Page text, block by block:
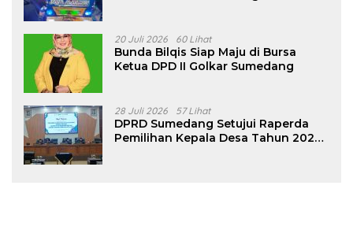
20 Juli 2026 60 Lihat
Bunda Bilqis Siap Maju di Bursa
Ketua DPD II Golkar Sumedang
28 Juli 2026 57 Lihat
DPRD Sumedang Setujui Raperda
Pemilihan Kepala Desa Tahun 2026